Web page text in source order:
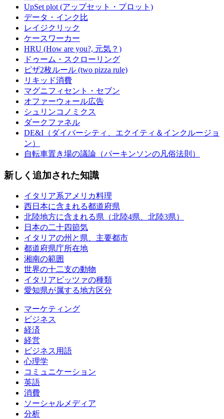
UpSet plot (アップセット・プロット)
データ・インク比
レイジクリック
ケースワーカー
HRU (How are you?, 元気？)
ドゥーム・スクローリング
ピザ2枚ルール (two pizza rule)
リキッド消費
マグニフィセント・セブン
オファーウォール広告
シュリンコノミクス
ダークファネル
DE&I（ダイバーシティ、エクイティ＆インクルージョ
ン）
自転車置き場の議論（パーキンソンの凡俗法則）
新しく追加された知識
イタリア系アメリカ料理
西日本に含まれる都道府県
北陸地方に含まれる県（北陸4県、北陸3県）
日本の二十四節気
イタリアの州と県、主要都市
都道府県庁所在地
湘南の範囲
世界の十二支の動物
イタリアピッツァの種類
愛知県が属する地方区分
マーケティング
ビジネス
経済
経営
ビジネス用語
心理学
コミュニケーション
英語
消費
ソーシャルメディア
分析